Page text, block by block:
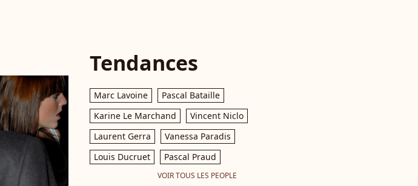
Tendances
Marc Lavoine
Pascal Bataille
Karine Le Marchand
Vincent Niclo
Laurent Gerra
Vanessa Paradis
Louis Ducruet
Pascal Praud
VOIR TOUS LES PEOPLE